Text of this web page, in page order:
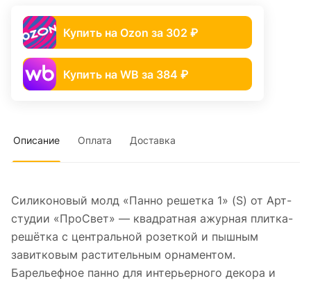
Купить на Ozon за 302 ₽
Купить на WB за 384 ₽
Описание Оплата Доставка
Силиконовый молд «Панно решетка 1» (S) от Арт-
студии «ПроСвет» — квадратная ажурная плитка-
решётка с центральной розеткой и пышным
завитковым растительным орнаментом.
Барельефное панно для интерьерного декора и